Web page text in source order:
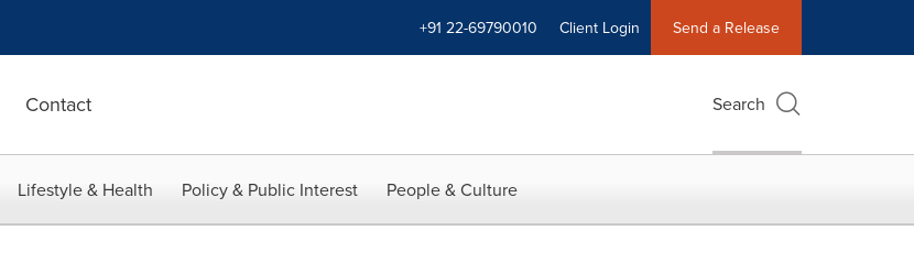
+91 22-69790010 Client Login Send a Release
Contact Search
Lifestyle & Health Policy & Public Interest People & Culture